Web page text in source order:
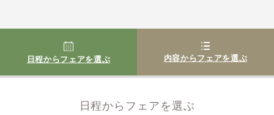
日程からフェアを選ぶ 内容からフェアを選ぶ
日程からフェアを選ぶ